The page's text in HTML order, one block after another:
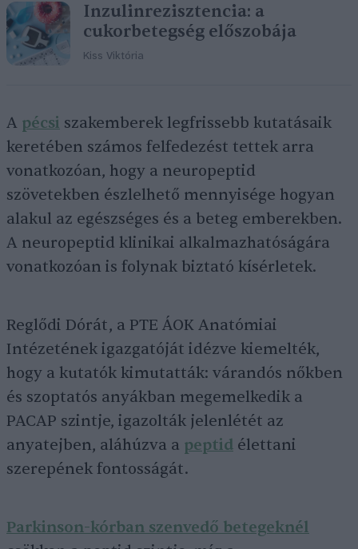
Inzulinrezisztencia: a
cukorbetegség előszobája
Kiss Viktória
A pécsi szakemberek legfrissebb kutatásaik
keretében számos felfedezést tettek arra
vonatkozóan, hogy a neuropeptid
szövetekben észlelhető mennyisége hogyan
alakul az egészséges és a beteg emberekben.
A neuropeptid klinikai alkalmazhatóságára
vonatkozóan is folynak biztató kísérletek.
Reglődi Dórát, a PTE ÁOK Anatómiai
Intézetének igazgatóját idézve kiemelték,
hogy a kutatók kimutatták: várandós nőkben
és szoptatós anyákban megemelkedik a
PACAP szintje, igazolták jelenlétét az
anyatejben, aláhúzva a peptid élettani
szerepének fontosságát.
Parkinson-kórban szenvedő betegeknél